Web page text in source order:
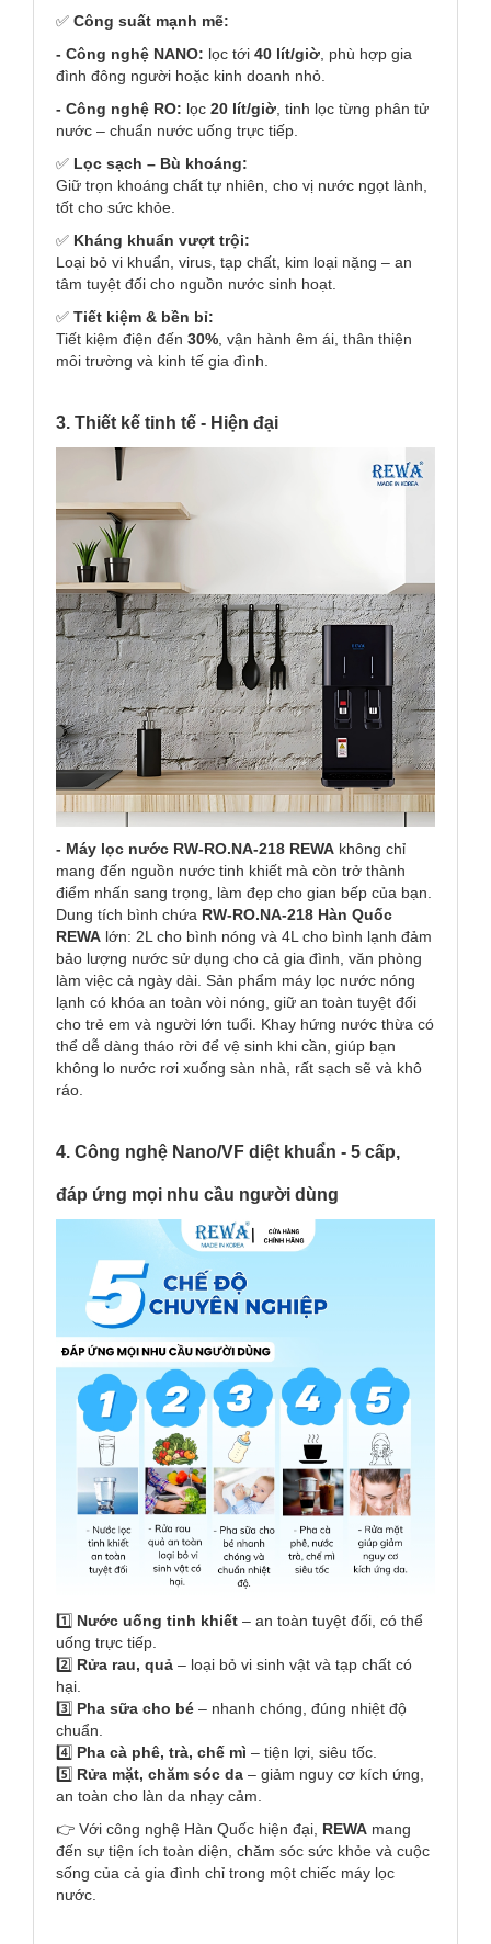
✅ Công suất mạnh mẽ:
- Công nghệ NANO: lọc tới 40 lít/giờ, phù hợp gia
đình đông người hoặc kinh doanh nhỏ.
- Công nghệ RO: lọc 20 lít/giờ, tinh lọc từng phân tử
nước – chuẩn nước uống trực tiếp.
✅ Lọc sạch – Bù khoáng:
Giữ trọn khoáng chất tự nhiên, cho vị nước ngọt lành,
tốt cho sức khỏe.
✅ Kháng khuẩn vượt trội:
Loại bỏ vi khuẩn, virus, tạp chất, kim loại nặng – an
tâm tuyệt đối cho nguồn nước sinh hoạt.
✅ Tiết kiệm & bền bỉ:
Tiết kiệm điện đến 30%, vận hành êm ái, thân thiện
môi trường và kinh tế gia đình.
3. Thiết kế tinh tế - Hiện đại
- Máy lọc nước RW-RO.NA-218 REWA không chỉ
mang đến nguồn nước tinh khiết mà còn trở thành
điểm nhấn sang trọng, làm đẹp cho gian bếp của bạn.
Dung tích bình chứa RW-RO.NA-218 Hàn Quốc
REWA lớn: 2L cho bình nóng và 4L cho bình lạnh đảm
bảo lượng nước sử dụng cho cả gia đình, văn phòng
làm việc cả ngày dài. Sản phẩm máy lọc nước nóng
lạnh có khóa an toàn vòi nóng, giữ an toàn tuyệt đối
cho trẻ em và người lớn tuổi. Khay hứng nước thừa có
thể dễ dàng tháo rời để vệ sinh khi cần, giúp bạn
không lo nước rơi xuống sàn nhà, rất sạch sẽ và khô
ráo.
4. Công nghệ Nano/VF diệt khuẩn - 5 cấp,
đáp ứng mọi nhu cầu người dùng
1️⃣ Nước uống tinh khiết – an toàn tuyệt đối, có thể
uống trực tiếp.
2️⃣ Rửa rau, quả – loại bỏ vi sinh vật và tạp chất có
hại.
3️⃣ Pha sữa cho bé – nhanh chóng, đúng nhiệt độ
chuẩn.
4️⃣ Pha cà phê, trà, chế mì – tiện lợi, siêu tốc.
5️⃣ Rửa mặt, chăm sóc da – giảm nguy cơ kích ứng,
an toàn cho làn da nhạy cảm.
👉 Với công nghệ Hàn Quốc hiện đại, REWA mang
đến sự tiện ích toàn diện, chăm sóc sức khỏe và cuộc
sống của cả gia đình chỉ trong một chiếc máy lọc
nước.